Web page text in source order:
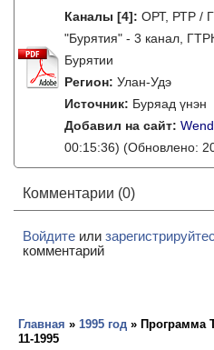
Каналы [4]: ОРТ, РТР /
"Бурятия" - 3 канал,
Бурятии
Регион: Улан-Удэ
Источник: Буряад үнэн
Добавил на сайт:
00:15:36) (Обновлено:
Комментарии (0)
Войдите или
комментарий
Главная » 1995 год » Программа
11-1995